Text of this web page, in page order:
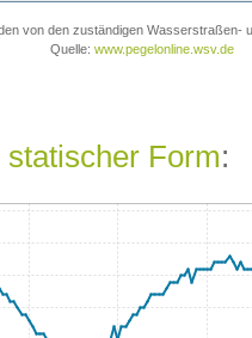
statischer Form: